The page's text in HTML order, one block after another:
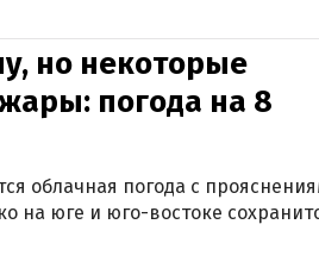
но некоторые
погода на 8
облачная погода с
на юге и юго-востоке